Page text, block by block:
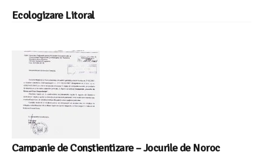
Ecologizare Litoral
Campanie de Conştientizare – Jocurile de Noroc